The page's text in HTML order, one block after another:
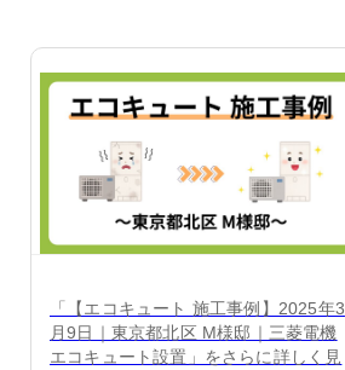
「【エコキュート 施工事例】2025年3
月9日｜東京都北区 M様邸｜三菱電機
エコキュート設置」をさらに詳しく見